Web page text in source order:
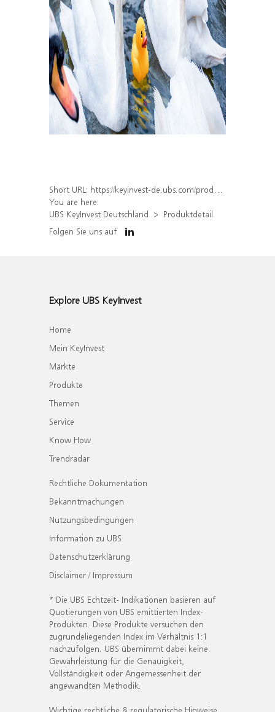
Short URL: https://keyinvest-de.ubs.com/produkt/detail/index/isin/DE000WA4EUT3
You are here:
UBS KeyInvest Deutschland
Produktdetail
Folgen Sie uns auf
Explore UBS KeyInvest
Home
Mein KeyInvest
Märkte
Produkte
Themen
Service
Know How
Trendradar
Rechtliche Dokumentation
Bekanntmachungen
Nutzungsbedingungen
Information zu UBS
Datenschutzerklärung
Disclaimer / Impressum
* Die UBS Echtzeit- Indikationen basieren auf
Quotierungen von UBS emittierten Index-
Produkten. Diese Produkte versuchen den
zugrundeliegenden Index im Verhältnis 1:1
nachzufolgen. UBS übernimmt dabei keine
Gewährleistung für die Genauigkeit,
Vollständigkeit oder Angemessenheit der
angewandten Methodik.